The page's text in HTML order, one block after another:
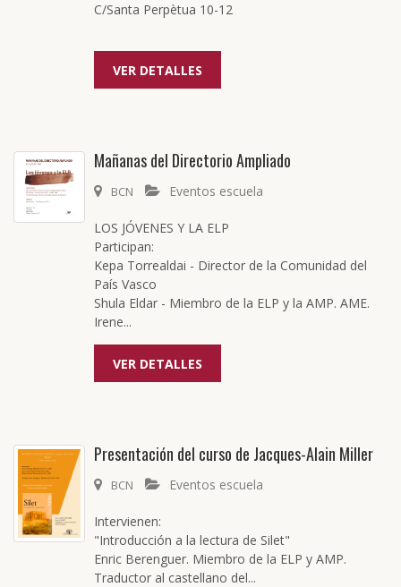
C/Santa Perpètua 10-12
VER DETALLES
Mañanas del Directorio Ampliado
BCN Eventos escuela
LOS JÓVENES Y LA ELP
Participan:
Kepa Torrealdai - Director de la Comunidad del
País Vasco
Shula Eldar - Miembro de la ELP y la AMP. AME.
Irene...
VER DETALLES
Presentación del curso de Jacques-Alain Miller
BCN Eventos escuela
Intervienen:
"Introducción a la lectura de Silet"
Enric Berenguer. Miembro de la ELP y AMP.
Traductor al castellano del...